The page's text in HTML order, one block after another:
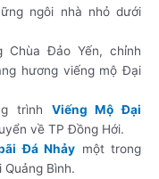
ngôi nhà nhỏ dưới
Đảo Yến, chỉnh
hương viếng mộ Đại
trình Viếng Mộ Đại
về TP Đồng Hới.
Đá Nhảy một trong
Bình.